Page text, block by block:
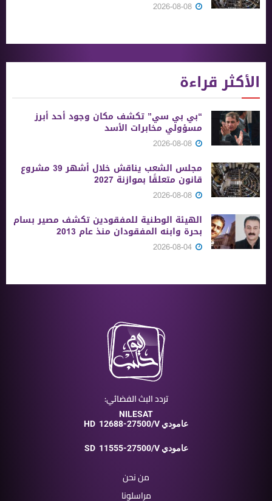
الأكثر قراءة
“بي بي سي” تكشف مكان وجود أحد أبرز
مسؤولي مخابرات الأسد
مجلس الشعب يناقش خلال أشهر 39 مشروع
قانون متعلقًا بموازنة 2027
الهيئة الوطنية للمفقودين تكشف مصير بسام
بحرة وابنه المفقودان منذ عام 2013
تردد البث الفضائي:
NILESAT
HD
12688-27500/V عامودي
SD 11555-27500/V عامودي
من نحن
مراسلونا